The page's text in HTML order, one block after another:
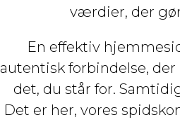
værdier, der
En effektiv
autentisk forbindelse,
det, du står for.
Det er her, vores